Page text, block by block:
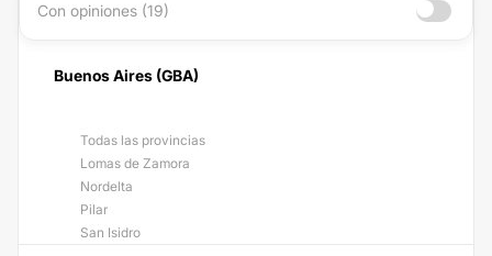
Con opiniones (19)
Buenos Aires (GBA)
Todas las provincias
Lomas de Zamora
Nordelta
Pilar
San Isidro